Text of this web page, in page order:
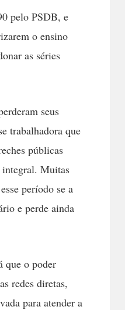
pelo PSDB, e
o ensino
as séries
seus
trabalhadora que
públicas
integral. Muitas
período se a
e perde ainda
que o poder
redes diretas,
para atender a